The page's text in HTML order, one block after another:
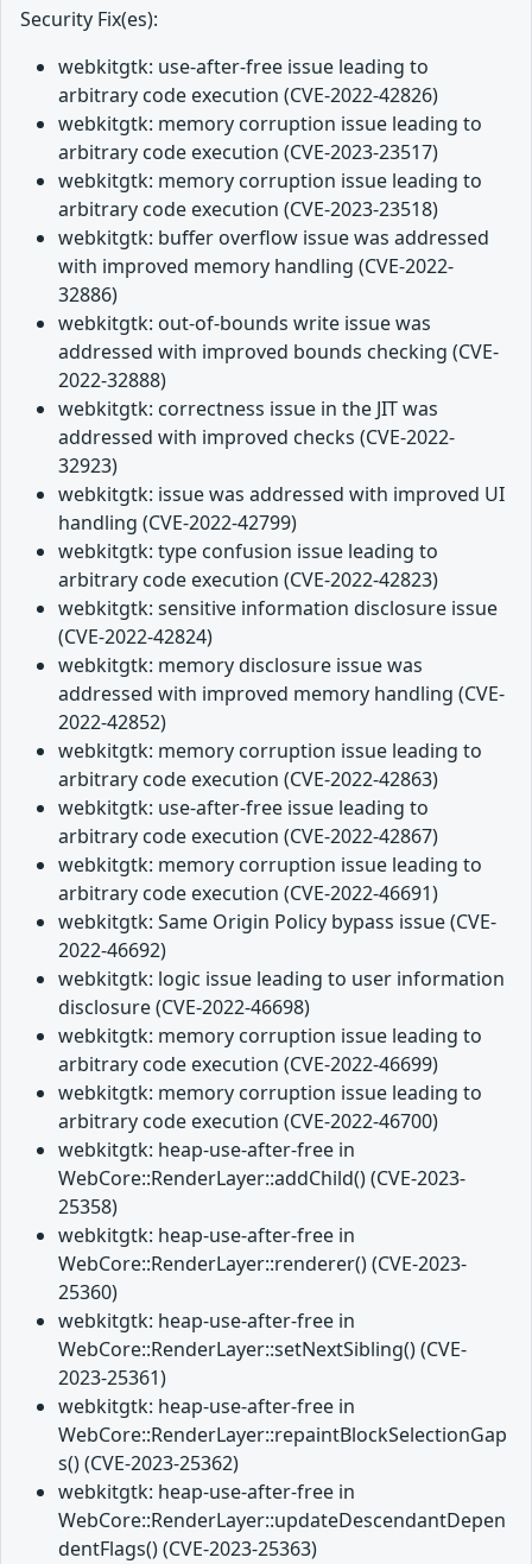
Security Fix(es):
webkitgtk: use-after-free issue leading to
arbitrary code execution (CVE-2022-42826)
webkitgtk: memory corruption issue leading to
arbitrary code execution (CVE-2023-23517)
webkitgtk: memory corruption issue leading to
arbitrary code execution (CVE-2023-23518)
webkitgtk: buffer overflow issue was addressed
with improved memory handling (CVE-2022-
32886)
webkitgtk: out-of-bounds write issue was
addressed with improved bounds checking (CVE-
2022-32888)
webkitgtk: correctness issue in the JIT was
addressed with improved checks (CVE-2022-
32923)
webkitgtk: issue was addressed with improved UI
handling (CVE-2022-42799)
webkitgtk: type confusion issue leading to
arbitrary code execution (CVE-2022-42823)
webkitgtk: sensitive information disclosure issue
(CVE-2022-42824)
webkitgtk: memory disclosure issue was
addressed with improved memory handling (CVE-
2022-42852)
webkitgtk: memory corruption issue leading to
arbitrary code execution (CVE-2022-42863)
webkitgtk: use-after-free issue leading to
arbitrary code execution (CVE-2022-42867)
webkitgtk: memory corruption issue leading to
arbitrary code execution (CVE-2022-46691)
webkitgtk: Same Origin Policy bypass issue (CVE-
2022-46692)
webkitgtk: logic issue leading to user information
disclosure (CVE-2022-46698)
webkitgtk: memory corruption issue leading to
arbitrary code execution (CVE-2022-46699)
webkitgtk: memory corruption issue leading to
arbitrary code execution (CVE-2022-46700)
webkitgtk: heap-use-after-free in
WebCore::RenderLayer::addChild() (CVE-2023-
25358)
webkitgtk: heap-use-after-free in
WebCore::RenderLayer::renderer() (CVE-2023-
25360)
webkitgtk: heap-use-after-free in
WebCore::RenderLayer::setNextSibling() (CVE-
2023-25361)
webkitgtk: heap-use-after-free in
WebCore::RenderLayer::repaintBlockSelectionGap
s() (CVE-2023-25362)
webkitgtk: heap-use-after-free in
WebCore::RenderLayer::updateDescendantDepen
dentFlags() (CVE-2023-25363)